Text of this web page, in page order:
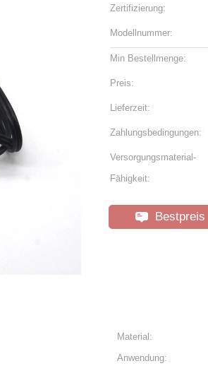
Zertifizierung:
Modellnummer:
Min Bestellmenge:
Preis:
Lieferzeit:
Zahlungsbedingungen:
Versorgungsmaterial-
Fähigkeit:
Bestpreis
Material:
Anwendung: